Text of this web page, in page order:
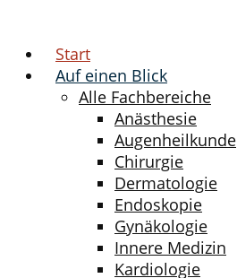
Start
Auf einen Blick
Alle Fachbereiche
Anästhesie
Augenheilkunde
Chirurgie
Dermatologie
Endoskopie
Gynäkologie
Innere Medizin
Kardiologie